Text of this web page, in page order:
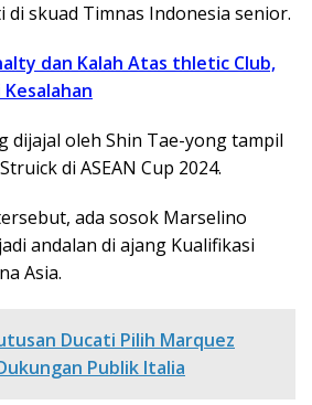
di skuad Timnas Indonesia senior.
dan Kalah Atas thletic Club,
dijajal oleh Shin Tae-yong tampil
di ASEAN Cup 2024.
ada sosok Marselino
andalan di ajang Kualifikasi
Asia.
Ducati Pilih Marquez
Publik Italia